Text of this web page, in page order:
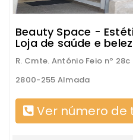
Beauty Space -
Loja de saúde e
R. Cmte. António Feio nº 28c
2800-255 Almada
Ver número de